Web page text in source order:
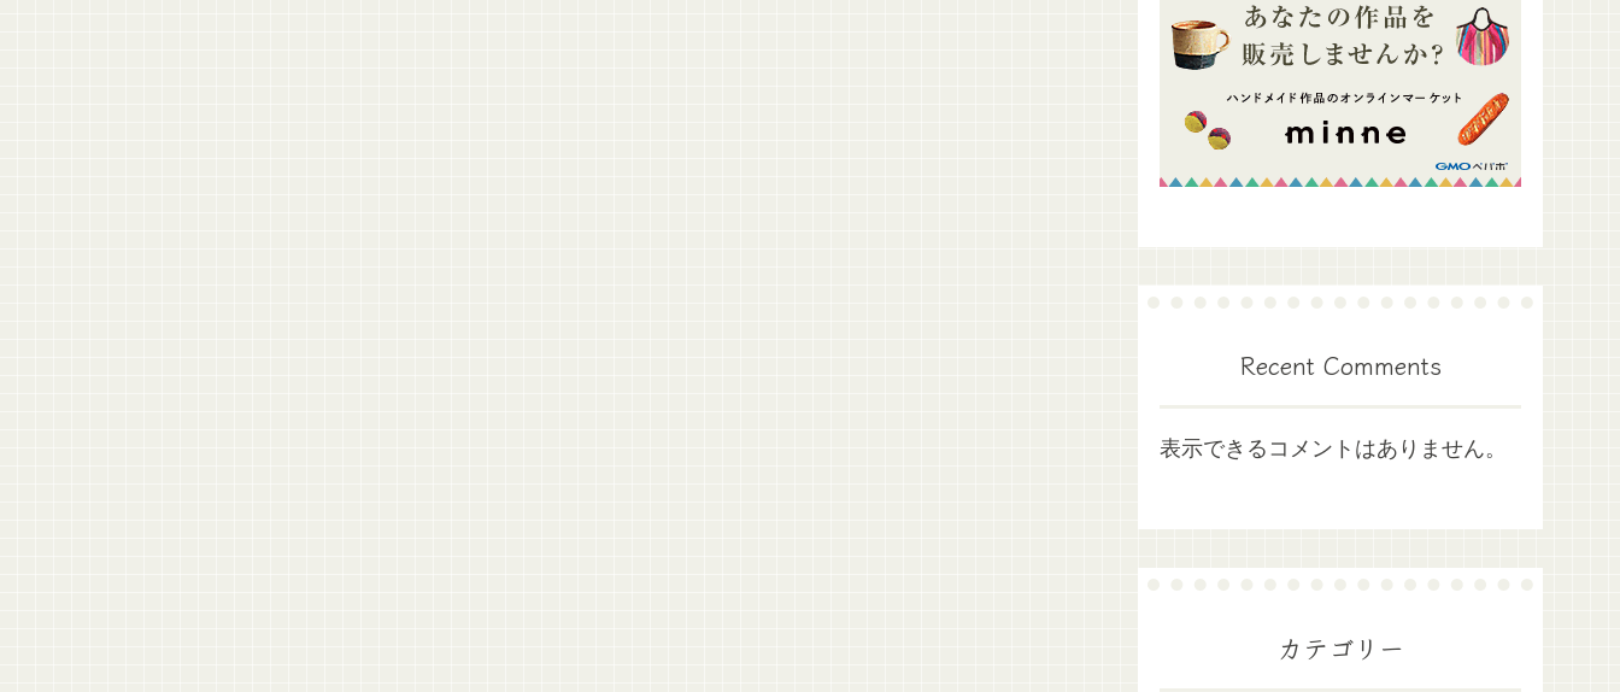
Recent Comments
表示できるコメントはありません。
カテゴリー